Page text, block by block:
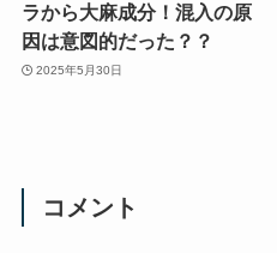
ラから大麻成分！混入の原
因は意図的だった？？
2025年5月30日
コメント